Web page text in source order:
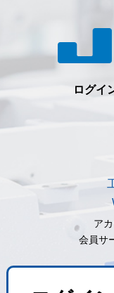
ログイ
ア
会員サ